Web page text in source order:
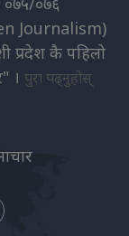
Journalism)
प्रदेश कै पहिलो
। पुरा पढ्नुहोस्